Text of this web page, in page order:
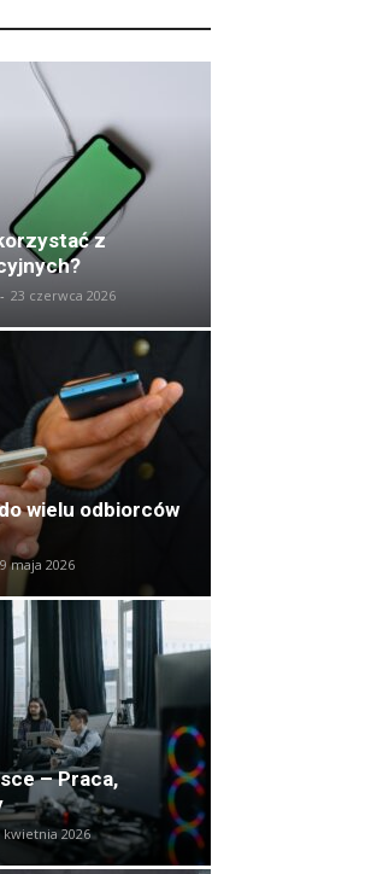
z
- 23 czerwca 2026
wielu odbiorców
maja 2026
– Praca,
kwietnia 2026